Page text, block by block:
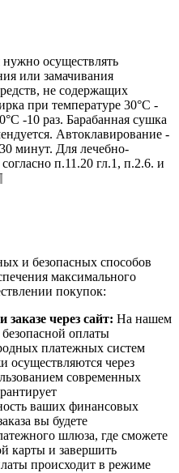
осуществлять
или замачивания
не содержащих
при температуре 30°С -
-10 раз. Барабанная сушка
Автоклавирование -
минут. Для лечебно-
п.11.20 гл.1, п.2.6. и
и безопасных способов
максимального
покупок:
через сайт: На нашем
оплаты
платежных систем
через
современных
ваших финансовых
вы будете
шлюза, где сможете
карты и завершить
происходит в режиме